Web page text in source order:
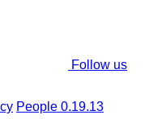
Follow us
People 0.19.13